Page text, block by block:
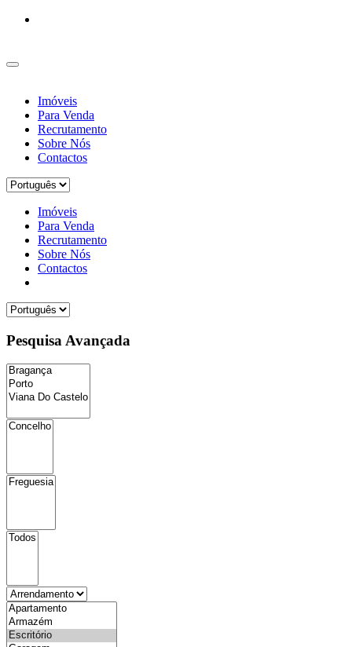
Imóveis
Para Venda
Recrutamento
Sobre Nós
Contactos
Imóveis
Para Venda
Recrutamento
Sobre Nós
Contactos
Pesquisa Avançada